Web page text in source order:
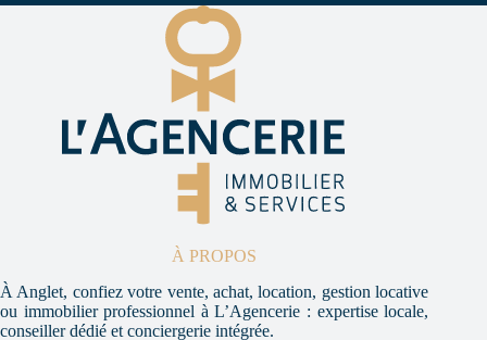
À PROPOS
À Anglet, confiez votre vente, achat, location, gestion locative
ou immobilier professionnel à L’Agencerie : expertise locale,
conseiller dédié et conciergerie intégrée.